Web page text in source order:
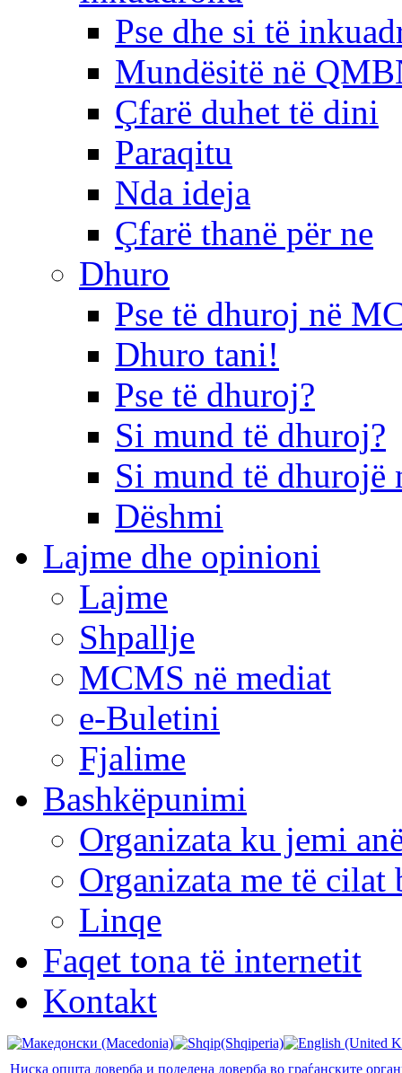
Pse dhe si të
Mundësitë në
Çfarë duhet të dini
Paraqitu
Nda ideja
Çfarë thanë për ne
Dhuro
Pse të dhuroj në
Dhuro tani!
Pse të dhuroj?
Si mund të dhuroj?
Si mund të dhurojë
Dëshmi
Lajme dhe opinioni
Lajme
Shpallje
MCMS në mediat
e-Buletini
Fjalime
Bashkëpunimi
Organizata ku jemi
Organizata me të cilat
Linqe
Faqet tona të internetit
Kontakt
Ниска општа доверба и поделена доверба во граѓанските